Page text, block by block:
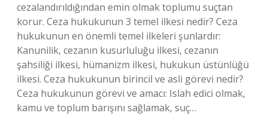
cezalandırıldığından emin olmak toplumu suçtan
korur. Ceza hukukunun 3 temel ilkesi nedir? Ceza
hukukunun en önemli temel ilkeleri şunlardır:
Kanunilik, cezanın kusurluluğu ilkesi, cezanın
şahsiliği ilkesi, hümanizm ilkesi, hukukun üstünlüğü
ilkesi. Ceza hukukunun birincil ve asli görevi nedir?
Ceza hukukunun görevi ve amacı: Islah edici olmak,
kamu ve toplum barışını sağlamak, suç…